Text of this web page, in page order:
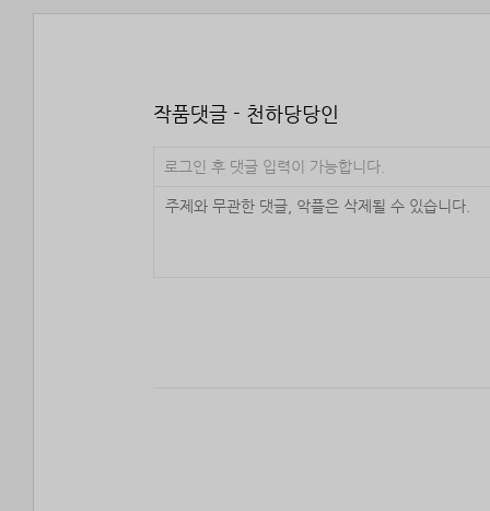
작품댓글 - 천하당당인
로그인 후 댓글 입력이 가능합니다.